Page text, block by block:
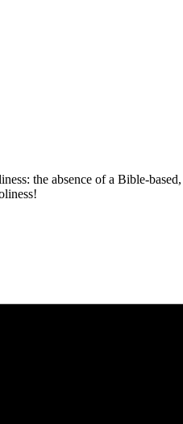
the absence of a Bible-